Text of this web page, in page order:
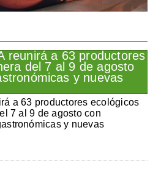
a 63 productores ecológicos
7 al 9 de agosto con
y nuevas